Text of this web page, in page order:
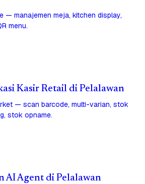
— manajemen meja, kitchen display,
menu.
Kasir Retail di Pelalawan
— scan barcode, multi-varian, stok
stok opname.
AI Agent di Pelalawan